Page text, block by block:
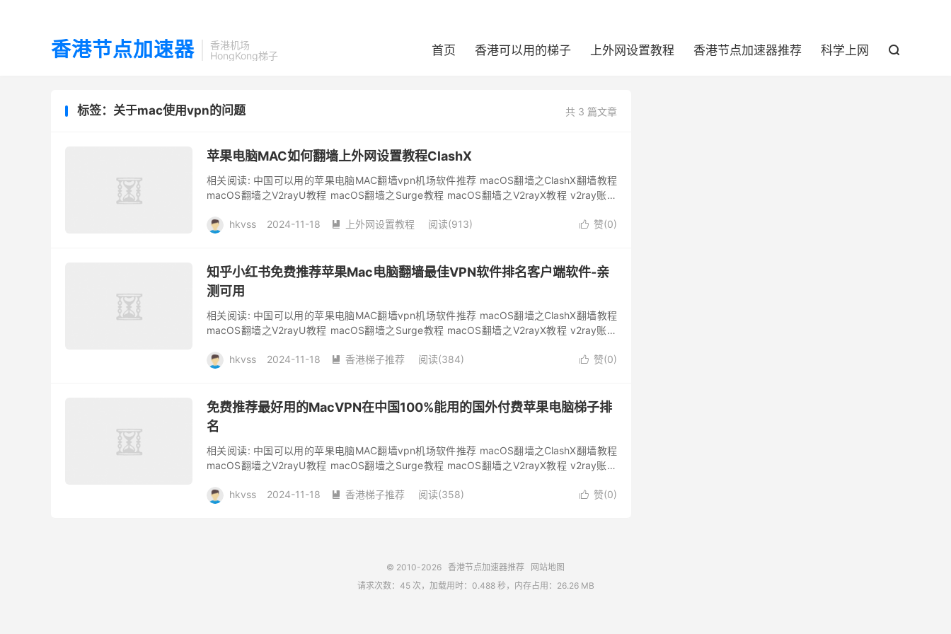
香港节点加速器
香港机场
HongKong梯子
首页 香港可以用的梯子 上外网设置教程 香港节点加速器推荐 科学上网 
共 3 篇文章
标签：关于mac使用vpn的问题
苹果电脑MAC如何翻墙上外网设置教程ClashX
相关阅读: 中国可以用的苹果电脑MAC翻墙vpn机场软件推荐 macOS翻墙之ClashX翻墙教程
macOS翻墙之V2rayU教程 macOS翻墙之Surge教程 macOS翻墙之V2rayX教程 v2ray账号
 赞(0)
hkvss 2024-11-18  上外网设置教程 阅读(913)
知乎小红书免费推荐苹果Mac电脑翻墙最佳VPN软件排名客户端软件-亲
测可用
相关阅读: 中国可以用的苹果电脑MAC翻墙vpn机场软件推荐 macOS翻墙之ClashX翻墙教程
macOS翻墙之V2rayU教程 macOS翻墙之Surge教程 macOS翻墙之V2rayX教程 v2ray账号
 赞(0)
hkvss 2024-11-18  香港梯子推荐 阅读(384)
免费推荐最好用的MacVPN在中国100%能用的国外付费苹果电脑梯子排
名
相关阅读: 中国可以用的苹果电脑MAC翻墙vpn机场软件推荐 macOS翻墙之ClashX翻墙教程
macOS翻墙之V2rayU教程 macOS翻墙之Surge教程 macOS翻墙之V2rayX教程 v2ray账号
 赞(0)
hkvss 2024-11-18  香港梯子推荐 阅读(358)
© 2010-2026 香港节点加速器推荐
网站地图
请求次数：45 次，加载用时：0.488 秒，内存占用：26.26 MB